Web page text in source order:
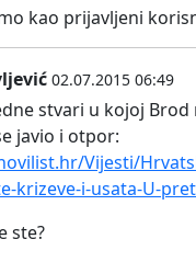
kao prijavljeni
02.07.2015 06:49
stvari u kojoj
javio i otpor:
Vijesti/
krizeve-i-usata-U-
ste?